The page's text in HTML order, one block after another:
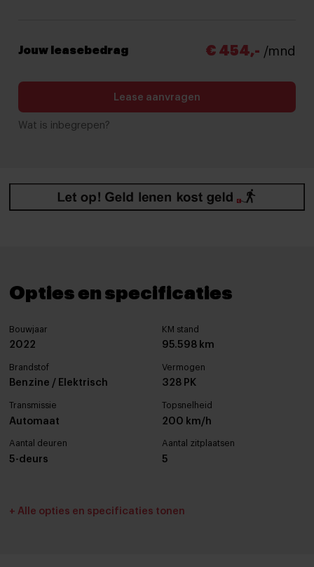
Jouw leasebedrag € 454,- /mnd
Lease aanvragen
Wat is inbegrepen?
Opties en specificaties
Bouwjaar
2022
KM stand
95.598 km
Brandstof
Benzine / Elektrisch
Vermogen
328 PK
Transmissie
Automaat
Topsnelheid
200 km/h
Aantal deuren
5-deurs
Aantal zitplaatsen
5
Interieurkleur Bekleding
+ Alle opties en specificaties tonen